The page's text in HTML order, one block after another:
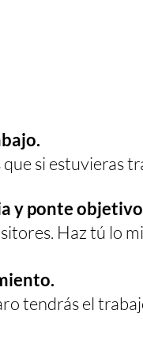
si estuvieras
y ponte
Haz tú lo
tendrás el